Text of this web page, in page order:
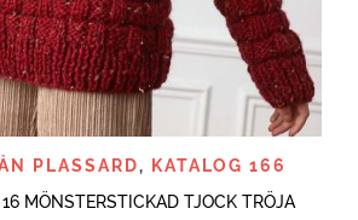
PLASSARD,
KATALOG 166
MÖNSTERSTICKAD TJOCK TRÖJA